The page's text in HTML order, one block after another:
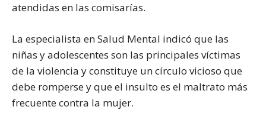
atendidas en las comisarías.
La especialista en Salud Mental indicó que las
niñas y adolescentes son las principales víctimas
de la violencia y constituye un círculo vicioso que
debe romperse y que el insulto es el maltrato más
frecuente contra la mujer.